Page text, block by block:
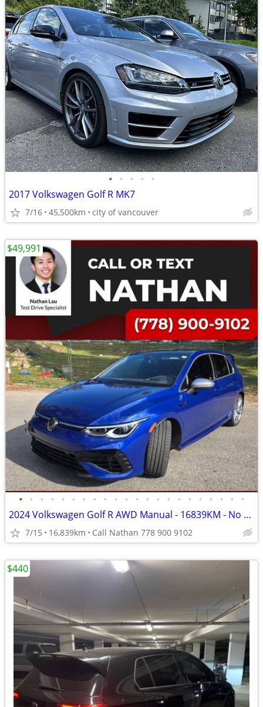
• • • • •
2017 Volkswagen Golf R MK7
7/16 45,500km city of vancouver
• • • • • • • • • • • • • • • • • • • • • •
2024 Volkswagen Golf R AWD Manual - 16839KM - No accidents
7/15 16,839km Call Nathan 778 900 9102
$49,991
$440